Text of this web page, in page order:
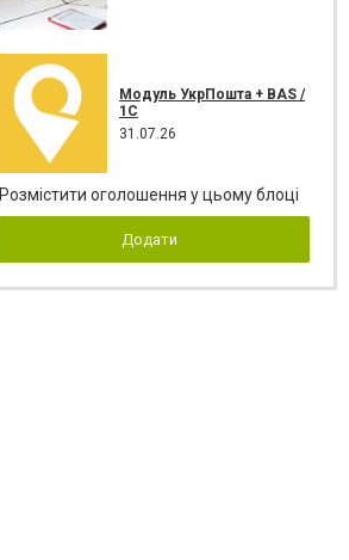
Модуль УкрПошта + BAS /
1C
31.07.26
Розмістити оголошення у цьому блоці
Додати